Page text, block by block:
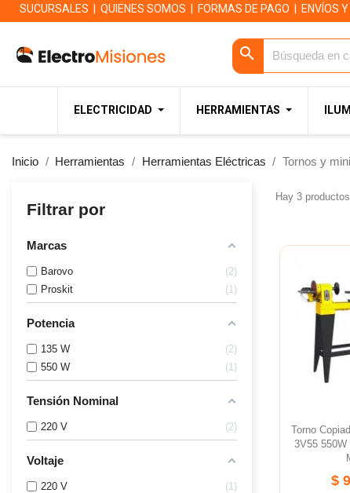
SUCURSALES QUIENES SOMOS FORMAS DE PAGO ENVÍOS
search
ELECTRICIDAD HERRAMIENTAS
Inicio Herramientas Herramientas Eléctricas Tornos y
Filtrar por
Marcas
Barovo
2
Proskit
1
Potencia
135 W
2
550 W
1
Tensión Nominal
220 V 2
Voltaje
220 V 1
Hay 3
Torno
3V55
$